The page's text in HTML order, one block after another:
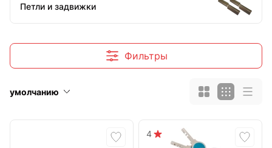
Петли и задвижки
Фильтры
умолчанию
4